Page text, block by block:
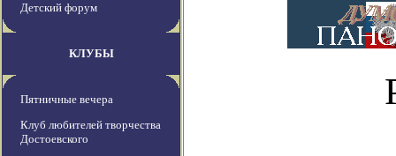
Детский форум
КЛУБЫ
Пятничные вечера
Клуб любителей творчества
Достоевского